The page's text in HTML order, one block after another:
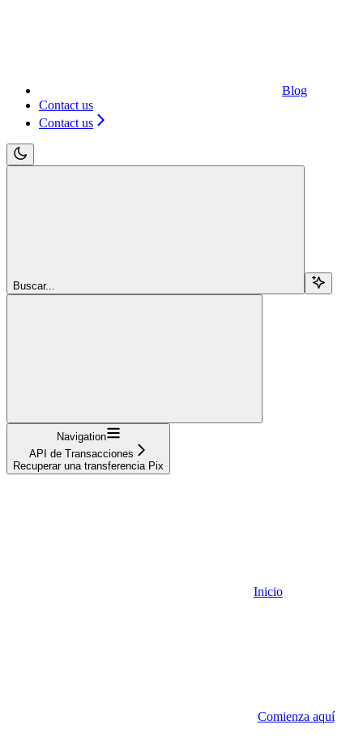
Blog
Contact us
Contact us
Buscar...
Navigation
API de Transacciones
Recuperar una transferencia Pix
Inicio
Comienza aquí